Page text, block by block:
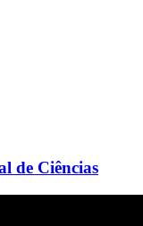
de Ciências